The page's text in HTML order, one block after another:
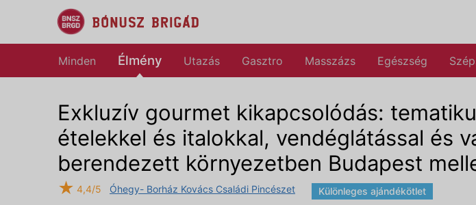
Minden Élmény Utazás Gasztro Masszázs Egészség
Exkluzív gourmet kikapcsolódás:
ételekkel és italokkal, vendéglátással és
berendezett környezetben Budapest
★ 4,4/5 Óhegy- Borház Kovács Családi Pincészet Különleges ajándékötlet